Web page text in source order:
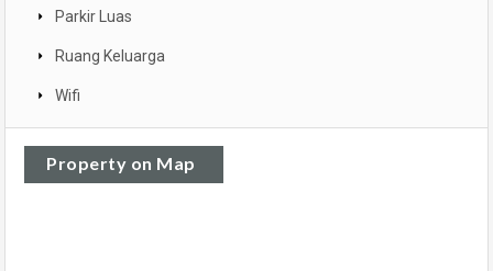
Parkir Luas
Ruang Keluarga
Wifi
Property on Map